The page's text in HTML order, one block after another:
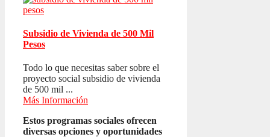
Subsidio de Vivienda de 500 Mil
Pesos
Todo lo que necesitas saber sobre el
proyecto social subsidio de vivienda
de 500 mil ...
Más Información
Estos programas sociales ofrecen
diversas opciones y oportunidades